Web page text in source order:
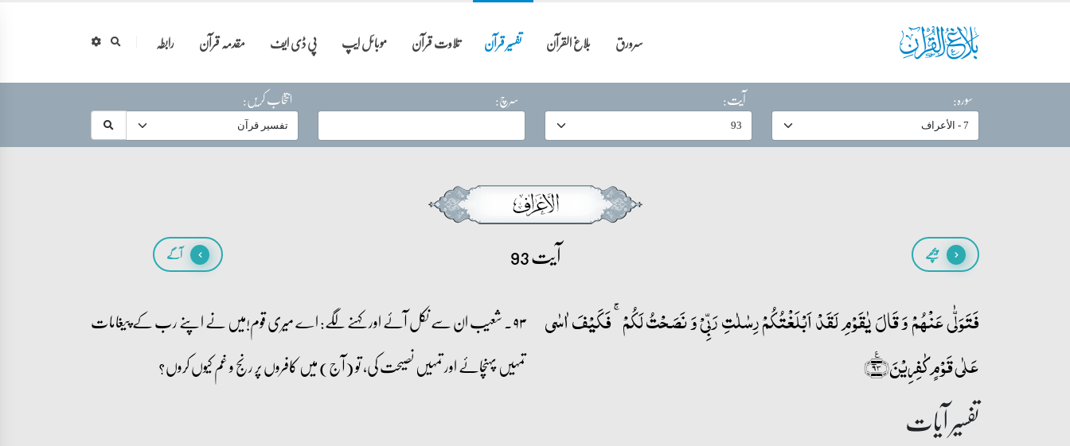
سرورق بلاغ القرآن تفسیر قرآن تلاوت قرآن موبائل ایپ پی ڈی ایف مقدمہ قرآن
رابطہ
سورہ:
آیت: سرچ: انتخاب کریں:
پیچھے آیت 93 آگے
فَتَوَلّٰی عَنۡہُمۡ وَ قَالَ یٰقَوۡمِ لَقَدۡ اَبۡلَغۡتُکُمۡ رِسٰلٰتِ رَبِّیۡ وَ نَصَحۡتُ لَکُمۡ ۚ فَکَیۡفَ اٰسٰی
عَلٰی قَوۡمٍ کٰفِرِیۡنَ﴿٪۹۳﴾
۹۳۔ شعیب ان سے نکل آئے اور کہنے لگے: اے میری قوم!میں نے اپنے رب کے پیغامات
تمہیں پہنچائے اور تمہیں نصیحت کی، تو (آج) میں کافروں پر رنج و غم کیوں کروں؟
تفسیر آیات